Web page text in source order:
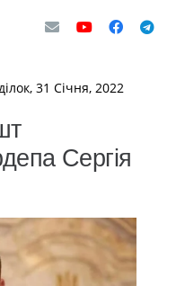
31 Січня, 2022
Сергія